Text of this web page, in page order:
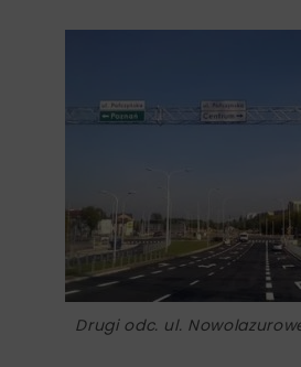
Drugi odc. ul.